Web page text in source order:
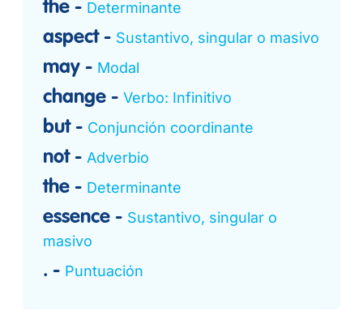
the Determinante
aspect Sustantivo, singular o masivo
may Modal
change Verbo: Infinitivo
but Conjunción coordinante
not Adverbio
the Determinante
essence
Sustantivo, singular o
masivo
. Puntuación